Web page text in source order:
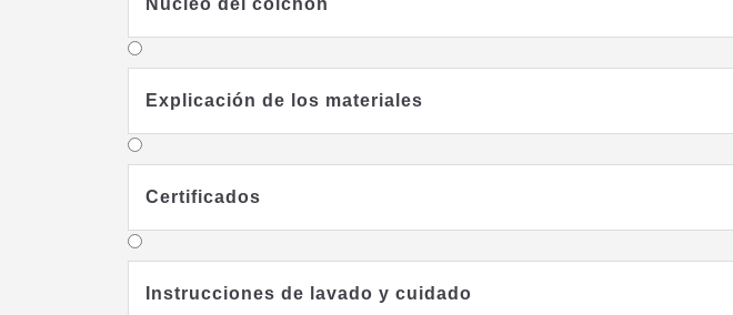
Núcleo del colchón
Explicación de los materiales
Certificados
Instrucciones de lavado y cuidado